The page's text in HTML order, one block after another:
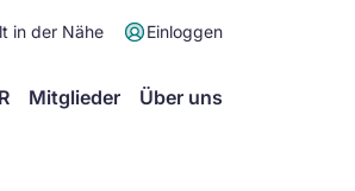
in der Nähe Einloggen
Mitglieder Über uns